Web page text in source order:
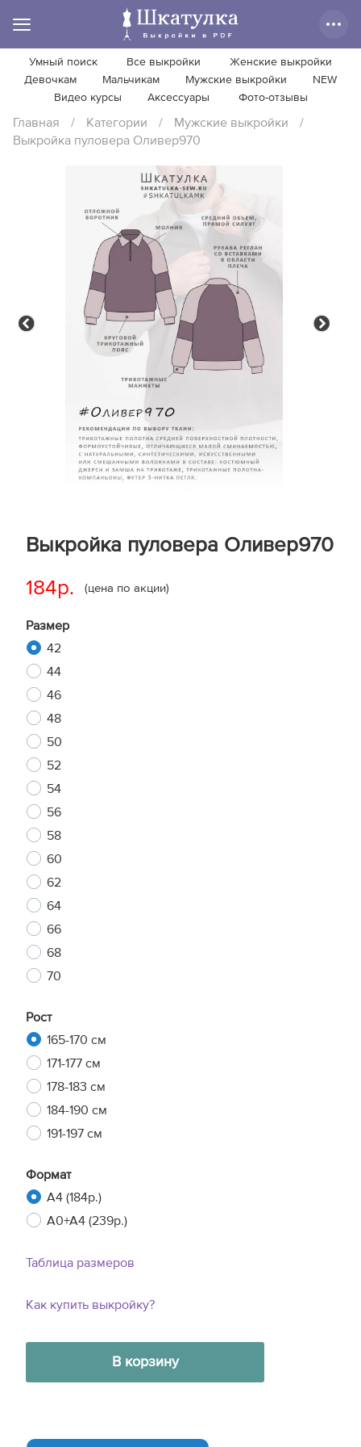
Умный поиск Все выкройки
Женские выкройки
Девочкам
Мальчикам Мужские выкройки
NEW
Видео курсы
Аксессуары Фото-отзывы
Главная / Категории / Мужские выкройки
/
Выкройка пуловера Оливер970
Выкройка пуловера Оливер970
184р. (цена по акции)
Размер
42
44
46
48
50
52
54
56
58
60
62
64
66
68
70
Рост
165-170 см
171-177 см
178-183 см
184-190 см
191-197 см
Формат
A4 (184р.)
A0+A4 (239р.)
Таблица размеров
Как купить выкройку?
В корзину